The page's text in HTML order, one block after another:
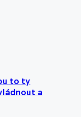
to ty
a